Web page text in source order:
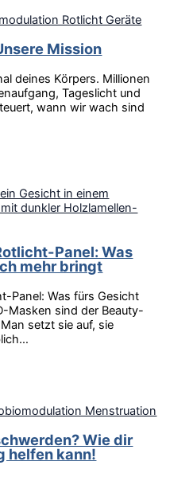
Mission
deines Körpers. Millionen
Tageslicht und
wann wir wach sind
Panel: Was
mehr bringt
Panel: Was fürs Gesicht
Masken sind der Beauty-
setzt sie auf, sie
Wie dir
helfen kann!